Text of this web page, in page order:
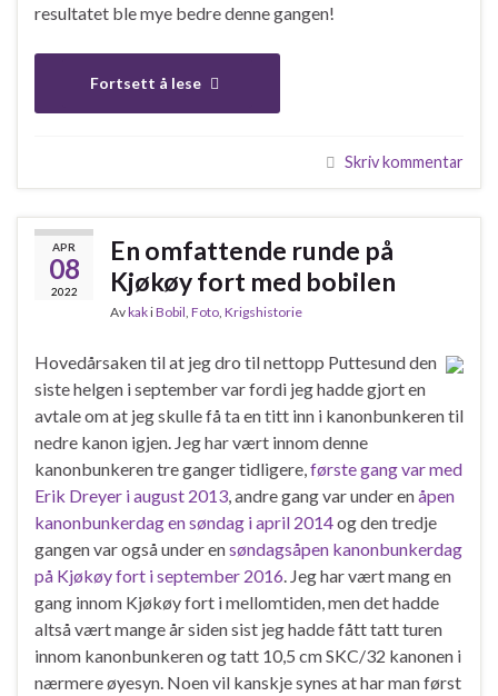
resultatet ble mye bedre denne gangen!
Fortsett å lese
Skriv kommentar
APR
08
2022
En omfattende runde på
Kjøkøy fort med bobilen
AvkakiBobil Foto Krigshistorie
Hovedårsaken til at jeg dro til nettopp Puttesund den
siste helgen i september var fordi jeg hadde gjort en
avtale om at jeg skulle få ta en titt inn i kanonbunkeren til
nedre kanon igjen. Jeg har vært innom denne
kanonbunkeren tre ganger tidligere, første gang var med
Erik Dreyer i august 2013 , andre gang var under enåpen
kanonbunkerdag en søndag i april 2014og den tredje
gangen var også under ensøndagsåpen kanonbunkerdag
på Kjøkøy fort i september 2016 . Jeg har vært mang en
gang innom Kjøkøy fort i mellomtiden, men det hadde
altså vært mange år siden sist jeg hadde fått tatt turen
innom kanonbunkeren og tatt 10,5 cm SKC/32 kanonen i
nærmere øyesyn. Noen vil kanskje synes at har man først